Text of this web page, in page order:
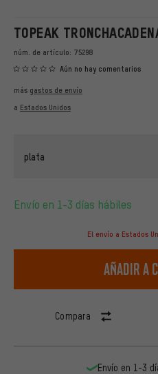
TOPEAK
núm. de artículo: 75298
Aún no hay comentarios
más gastos de envío
a Estados Unidos
plata
Envío en 1-3 días hábiles
El envío a Estados
Añadir a
Compara
Envío en 1-3